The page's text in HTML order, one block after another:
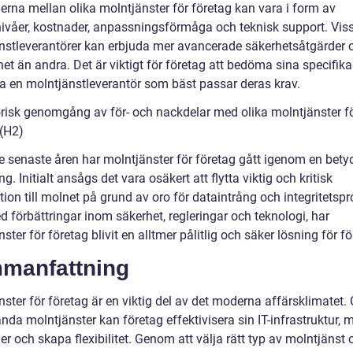
mellan olika molntjänster för företag kan vara i form av
kostnader, anpassningsförmåga och teknisk support.
kan erbjuda mer avancerade säkerhetsåtgärder
än andra. Det är viktigt för företag att bedöma sina
en molntjänstleverantör som bäst passar deras krav.
genomgång av för- och nackdelar med olika molntjänster
senaste åren har molntjänster för företag gått igenom en
Initialt ansågs det vara osäkert att flytta viktig och kritisk
till molnet på grund av oro för dataintrång och
förbättringar inom säkerhet, regleringar och teknologi, har
för företag blivit en alltmer pålitlig och säker lösning för
för företag är en viktig del av det moderna affärsklimatet.
molntjänster kan företag effektivisera sin IT-infrastruktur,
och skapa flexibilitet. Genom att välja rätt typ av molntjänst